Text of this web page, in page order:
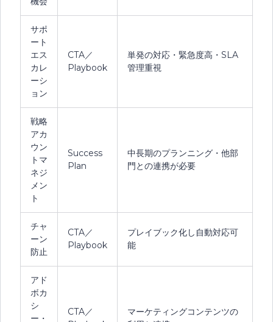
サポ
ート
エス
カレ
ーシ
ョン
CTA／
Playbook
単発の対応・緊急度高・SLA
管理重視
戦略
アカ
ウン
トマ
ネジ
メン
ト
Success
Plan
中長期のプランニング・他部
門との連携が必要
チャ
ーン
防止
CTA／
Playbook
プレイブック化し自動対応可
能
アド
ボカ
シ
ー・
CTA／
マーケティングコンテンツの